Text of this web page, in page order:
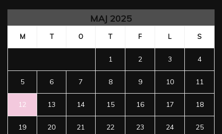
MAJ 2025
M T O T F L S
1 2 3 4
5 6 7 8 9 10 11
12 13 14 15 16 17 18
19 20 21 22 23 24 25